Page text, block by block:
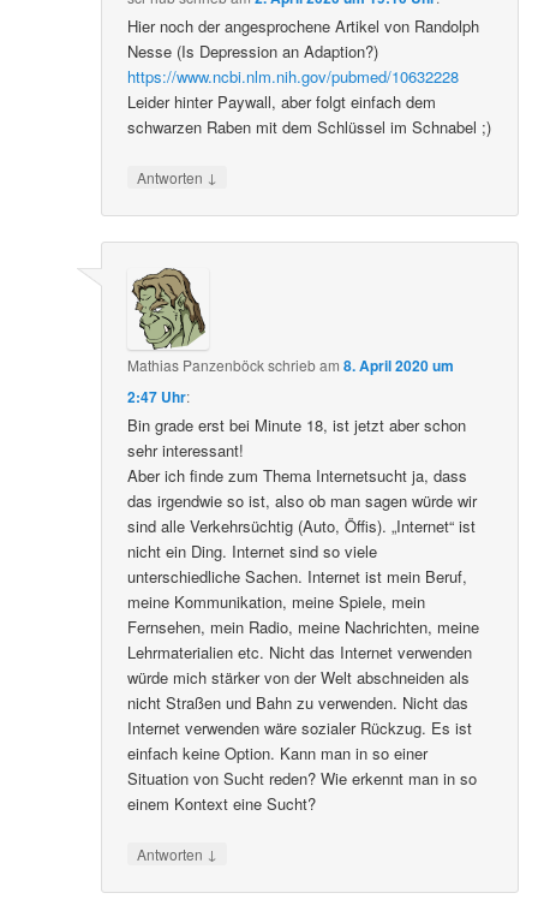
Hier noch der angesprochene Artikel von Randolph
Nesse (Is Depression an Adaption?)
https://www.ncbi.nlm.nih.gov/pubmed/10632228
Leider hinter Paywall, aber folgt einfach dem
schwarzen Raben mit dem Schlüssel im Schnabel ;)
Antworten ↓
Mathias Panzenböckschriebam8. April 2020 um
2:47 Uhr:
Bin grade erst bei Minute 18, ist jetzt aber schon
sehr interessant!
Aber ich finde zum Thema Internetsucht ja, dass
das irgendwie so ist, also ob man sagen würde wir
sind alle Verkehrsüchtig (Auto, Öffis). „Internet“ ist
nicht ein Ding. Internet sind so viele
unterschiedliche Sachen. Internet ist mein Beruf,
meine Kommunikation, meine Spiele, mein
Fernsehen, mein Radio, meine Nachrichten, meine
Lehrmaterialien etc. Nicht das Internet verwenden
würde mich stärker von der Welt abschneiden als
nicht Straßen und Bahn zu verwenden. Nicht das
Internet verwenden wäre sozialer Rückzug. Es ist
einfach keine Option. Kann man in so einer
Situation von Sucht reden? Wie erkennt man in so
einem Kontext eine Sucht?
Antworten ↓